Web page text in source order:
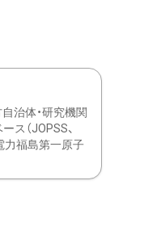
治体・研究機関
（JOPSS、
力福島第一原子